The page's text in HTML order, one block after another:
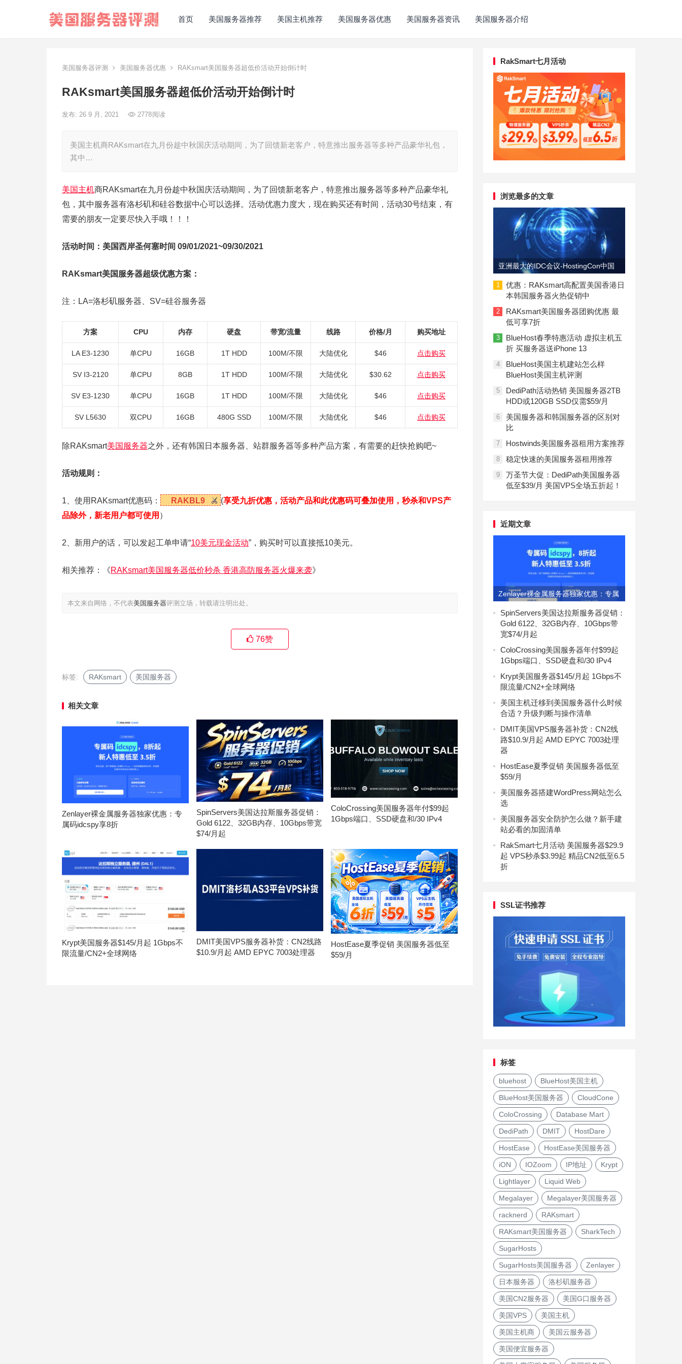
首页 美国服务器推荐 美国主机推荐 美国服务器优惠 美国服务器资讯 美国服务器介绍
美国服务器评测 美国服务器优惠 RAKsmart美国服务器超低价活动开始倒计时
RAKsmart美国服务器超低价活动开始倒计时
发布: 26 9 月, 2021 2778阅读
美国主机商RAKsmart在九月份趁中秋国庆活动期间，为了回馈新老客户，特意推出服务器等多种产品豪华礼包，
其中…
美国主机商RAKsmart在九月份趁中秋国庆活动期间，为了回馈新老客户，特意推出服务器等多种产品豪华礼
包，其中服务器有洛杉矶和硅谷数据中心可以选择。活动优惠力度大，现在购买还有时间，活动30号结束，有
需要的朋友一定要尽快入手哦！！！
活动时间：美国西岸圣何塞时间 09/01/2021~09/30/2021
RAKsmart美国服务器超级优惠方案：
注：LA=洛杉矶服务器、SV=硅谷服务器
方案 CPU 内存 硬盘 带宽/流量 线路 价格/月 购买地址
LA E3-1230 单CPU 16GB 1T HDD 100M/不限 大陆优化 $46 点击购买
SV I3-2120 单CPU 8GB 1T HDD 100M/不限 大陆优化 $30.62 点击购买
SV E3-1230 单CPU 16GB 1T HDD 100M/不限 大陆优化 $46 点击购买
SV L5630 双CPU 16GB 480G SSD 100M/不限 大陆优化 $46 点击购买
除RAKsmart美国服务器之外，还有韩国日本服务器、站群服务器等多种产品方案，有需要的赶快抢购吧~
活动规则：
1、使用RAKsmart优惠码： RAKBL9 (享受九折优惠，活动产品和此优惠码可叠加使用，秒杀和VPS产
品除外，新老用户都可使用 ）
2、新用户的话，可以发起工单申请“10美元现金活动”，购买时可以直接抵10美元。
相关推荐：《RAKsmart美国服务器低价秒杀 香港高防服务器火爆来袭》
本文来自网络，不代表美国服务器评测立场，转载请注明出处。
76赞
标签: RAKsmart 美国服务器
相关文章
Zenlayer裸金属服务器独家优惠：专
属码idcspy享8折
SpinServers美国达拉斯服务器促销：
Gold 6122、32GB内存、10Gbps带宽
$74/月起
ColoCrossing美国服务器年付$99起
1Gbps端口、SSD硬盘和/30 IPv4
Krypt美国服务器$145/月起 1Gbps不
限流量/CN2+全球网络
DMIT美国VPS服务器补货：CN2线路
$10.9/月起 AMD EPYC 7003处理器
HostEase夏季促销 美国服务器低至
$59/月
RakSmart七月活动
浏览最多的文章
亚洲最大的IDC会议-HostingCon中国
即将召开
1
优惠：RAKsmart高配置美国香港日
本韩国服务器火热促销中
2
RAKsmart美国服务器团购优惠 最
低可享7折
3
BlueHost春季特惠活动 虚拟主机五
折 买服务器送iPhone 13
4
BlueHost美国主机建站怎么样
BlueHost美国主机评测
5
DediPath活动热销 美国服务器2TB
HDD或120GB SSD仅需$59/月
6
美国服务器和韩国服务器的区别对
比
7 Hostwinds美国服务器租用方案推荐
8 稳定快速的美国服务器租用推荐
9
万圣节大促：DediPath美国服务器
低至$39/月 美国VPS全场五折起！
近期文章
Zenlayer裸金属服务器独家优惠：专属
码idcspy享8折
SpinServers美国达拉斯服务器促销：
Gold 6122、32GB内存、10Gbps带
宽$74/月起
ColoCrossing美国服务器年付$99起
1Gbps端口、SSD硬盘和/30 IPv4
Krypt美国服务器$145/月起 1Gbps不
限流量/CN2+全球网络
美国主机迁移到美国服务器什么时候
合适？升级判断与操作清单
DMIT美国VPS服务器补货：CN2线
路$10.9/月起 AMD EPYC 7003处理
器
HostEase夏季促销 美国服务器低至
$59/月
美国服务器搭建WordPress网站怎么
选
美国服务器安全防护怎么做？新手建
站必看的加固清单
RakSmart七月活动 美国服务器$29.9
起 VPS秒杀$3.99起 精品CN2低至6.5
折
SSL证书推荐
标签
bluehost BlueHost美国主机
BlueHost美国服务器 CloudCone
ColoCrossing Database Mart
DediPath DMIT HostDare
HostEase HostEase美国服务器
iON IOZoom IP地址 Krypt
Lightlayer Liquid Web
Megalayer Megalayer美国服务器
racknerd RAKsmart
RAKsmart美国服务器 SharkTech
SugarHosts
SugarHosts美国服务器 Zenlayer
日本服务器 洛杉矶服务器
美国CN2服务器 美国G口服务器
美国VPS 美国主机
美国主机商 美国云服务器
美国便宜服务器